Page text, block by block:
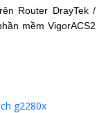
Router DrayTek /
mềm VigorACS2
g2280x